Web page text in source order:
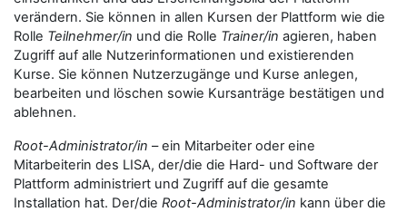
verändern. Sie können in allen Kursen der Plattform wie die
Rolle Teilnehmer/in und die Rolle Trainer/in agieren, haben
Zugriff auf alle Nutzerinformationen und existierenden
Kurse. Sie können Nutzerzugänge und Kurse anlegen,
bearbeiten und löschen sowie Kursanträge bestätigen und
ablehnen.
Root-Administrator/in – ein Mitarbeiter oder eine
Mitarbeiterin des LISA, der/die die Hard- und Software der
Plattform administriert und Zugriff auf die gesamte
Installation hat. Der/die Root-Administrator/in kann über die